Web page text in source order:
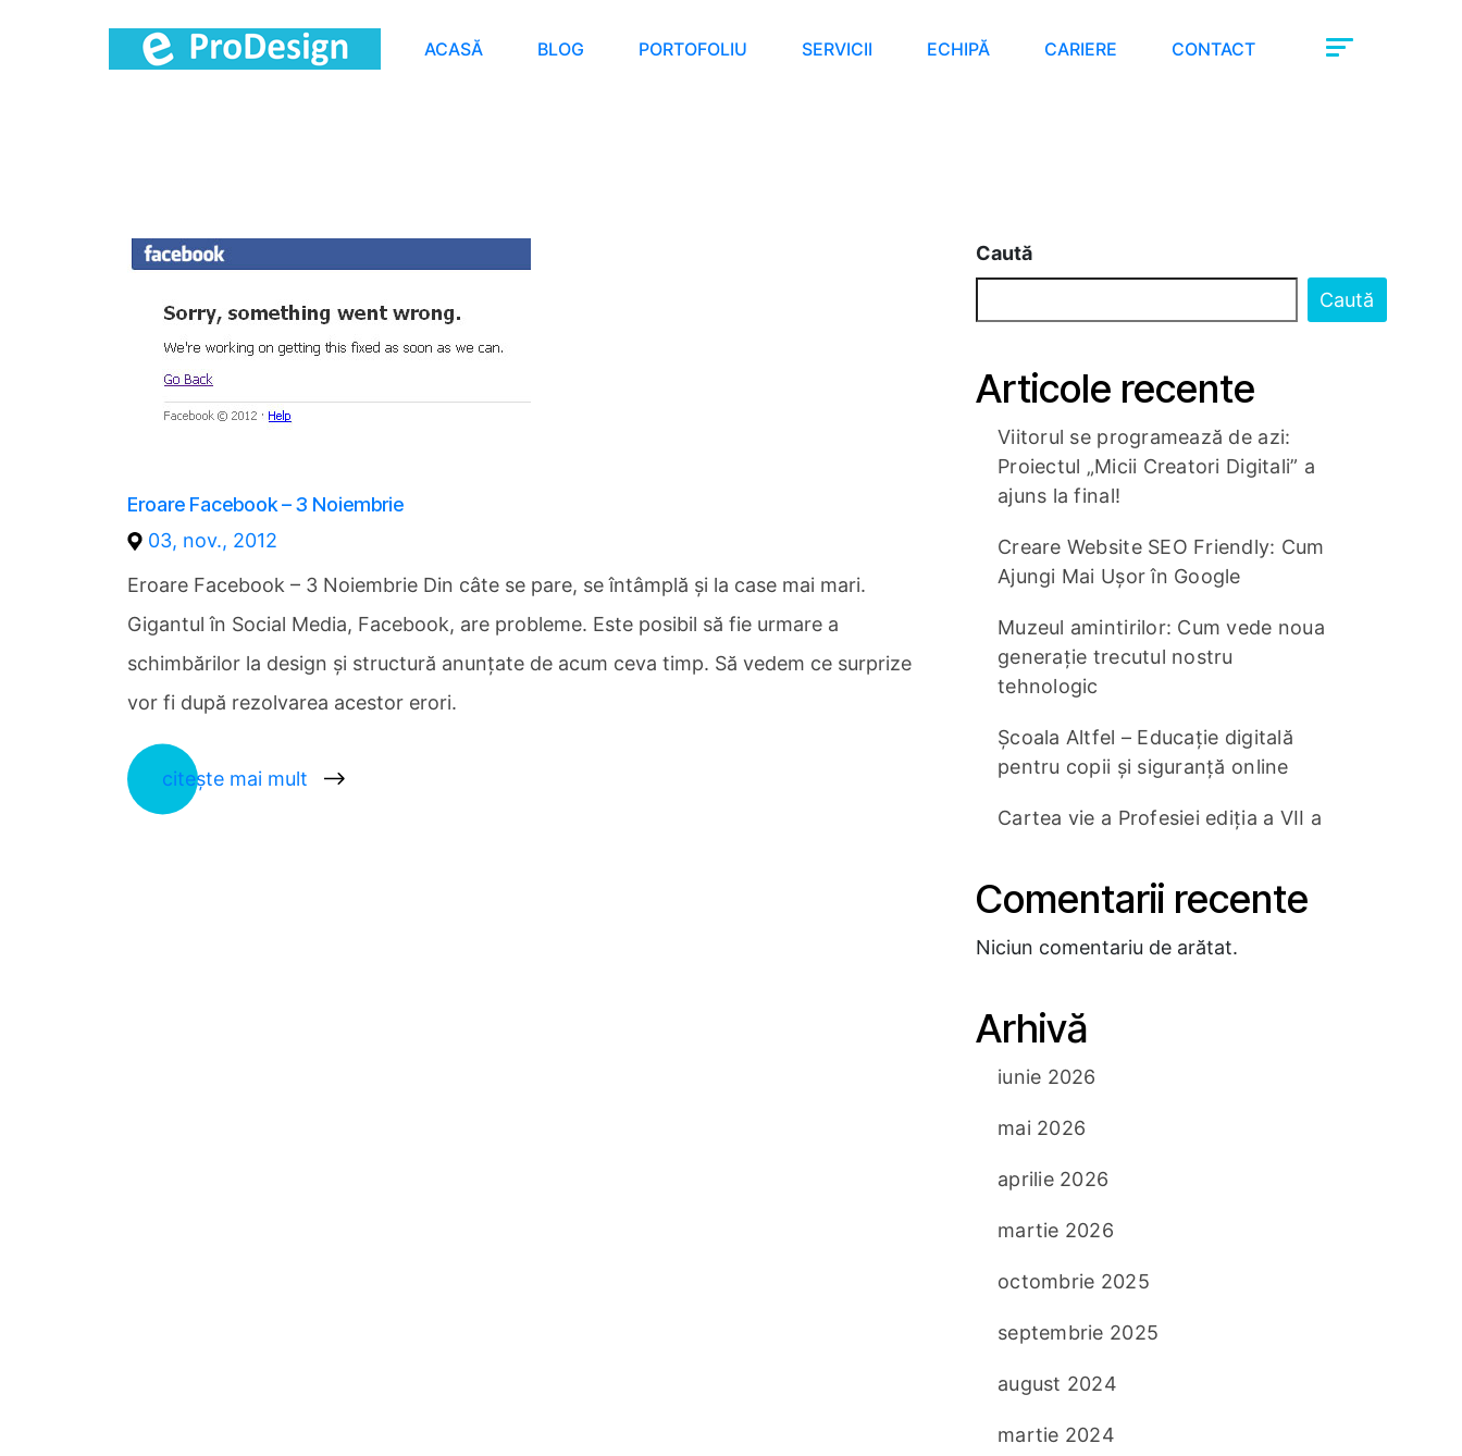
ACASĂ BLOG PORTOFOLIU SERVICII ECHIPĂ CARIERE CONTACT
Eroare Facebook – 3 Noiembrie
03, nov., 2012
Eroare Facebook – 3 Noiembrie Din câte se pare, se întâmplă şi la case mai mari.
Gigantul în Social Media, Facebook, are probleme. Este posibil să fie urmare a
schimbărilor la design şi structură anunţate de acum ceva timp. Să vedem ce surprize
vor fi după rezolvarea acestor erori.
citește mai mult
Caută
Caută
Articole recente
Viitorul se programează de azi:
Proiectul „Micii Creatori Digitali” a
ajuns la final!
Creare Website SEO Friendly: Cum
Ajungi Mai Ușor în Google
Muzeul amintirilor: Cum vede noua
generație trecutul nostru
tehnologic
Școala Altfel – Educație digitală
pentru copii și siguranță online
Cartea vie a Profesiei ediția a VII a
Comentarii recente
Niciun comentariu de arătat.
Arhivă
iunie 2026
mai 2026
aprilie 2026
martie 2026
octombrie 2025
septembrie 2025
august 2024
martie 2024